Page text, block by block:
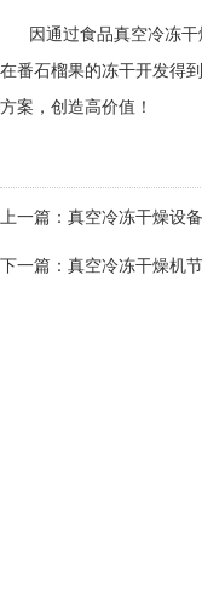
因通过食品真空冷冻干
在番石榴果的冻干开发得
方案，创造高价值！
上一篇： 真空冷冻干燥设
下一篇： 真空冷冻干燥机